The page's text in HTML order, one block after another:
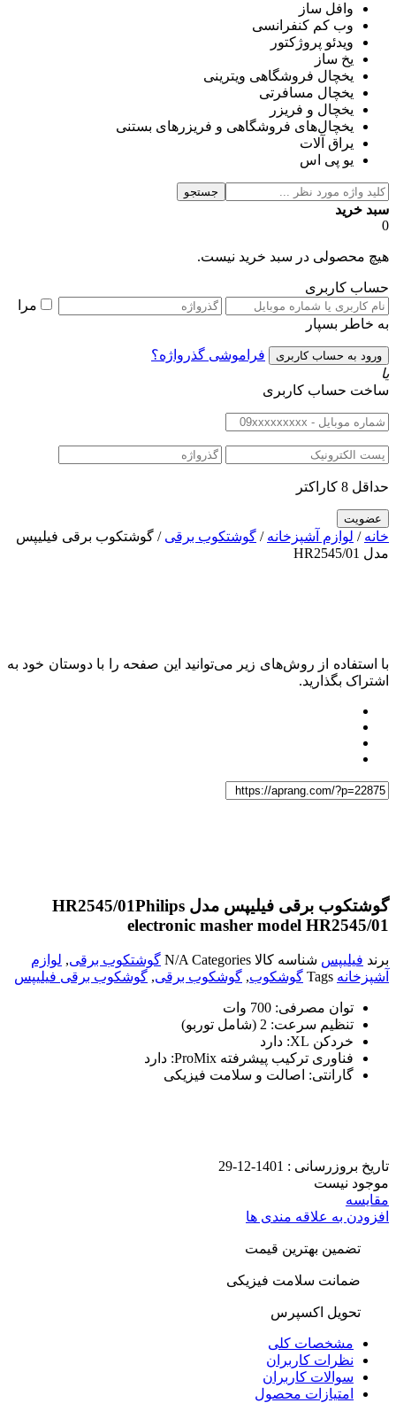
وافل ساز
وب کم کنفرانسی
ویدئو پروژکتور
یخ ساز
یخچال فروشگاهی ویترینی
یخچال مسافرتی
یخچال و فریزر
یخچال‌های فروشگاهی و فریزرهای بستنی
یراق آلات
یو پی اس
جستجو
سبد خرید
0
هیچ محصولی در سبد خرید نیست.
حساب کاربری
مرا
به خاطر بسپار
فراموشی گذرواژه؟
یا
ساخت حساب کاربری
حداقل 8 کاراکتر
خانه / لوازم آشپزخانه / گوشتکوب برقی / گوشتکوب برقی فیلیپس
مدل HR2545/01
با استفاده از روش‌های زیر می‌توانید این صفحه را با دوستان خود به
اشتراک بگذارید.
گوشتکوب برقی فیلیپس مدل HR2545/01 Philips
electronic masher model HR2545/01
برند فیلیپس شناسه کالا N/ACategories گوشتکوب برقی, لوازم
آشپزخانه Tags گوشکوب, گوشکوب برقی, گوشکوب برقی فیلیپس
توان مصرفی: 700 وات
تنظیم سرعت: 2 (شامل توربو)
خردکن XL: دارد
فناوری ترکیب پیشرفته ProMix: دارد
گارانتی: اصالت و سلامت فیزیکی
تاریخ بروزرسانی : 1401-12-29
موجود نیست
مقایسه
افزودن به علاقه مندی ها
تضمین بهترین قیمت
ضمانت سلامت فیزیکی
تحویل اکسپرس
مشخصات کلی
نظرات کاربران
سوالات کاربران
امتیازات محصول